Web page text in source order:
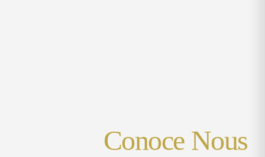
Conoce Nous